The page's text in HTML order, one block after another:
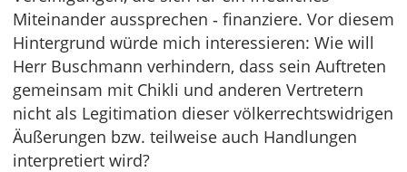
Miteinander aussprechen ‑ finanziere. Vor diesem
Hintergrund würde mich interessieren: Wie will
Herr Buschmann verhindern, dass sein Auftreten
gemeinsam mit Chikli und anderen Vertretern
nicht als Legitimation dieser völkerrechtswidrigen
Äußerungen bzw. teilweise auch Handlungen
interpretiert wird?